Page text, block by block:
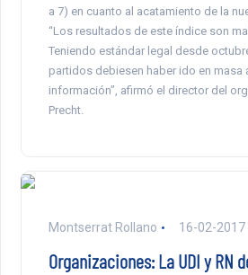
a 7) en cuanto al acatamiento de la
“Los resultados de este índice son
Teniendo estándar legal desde
partidos debiesen haber ido en masa
información”, afirmó el director del
Precht.
Montserrat Rollano 16-02-2017
Organizaciones: La UDI y RN